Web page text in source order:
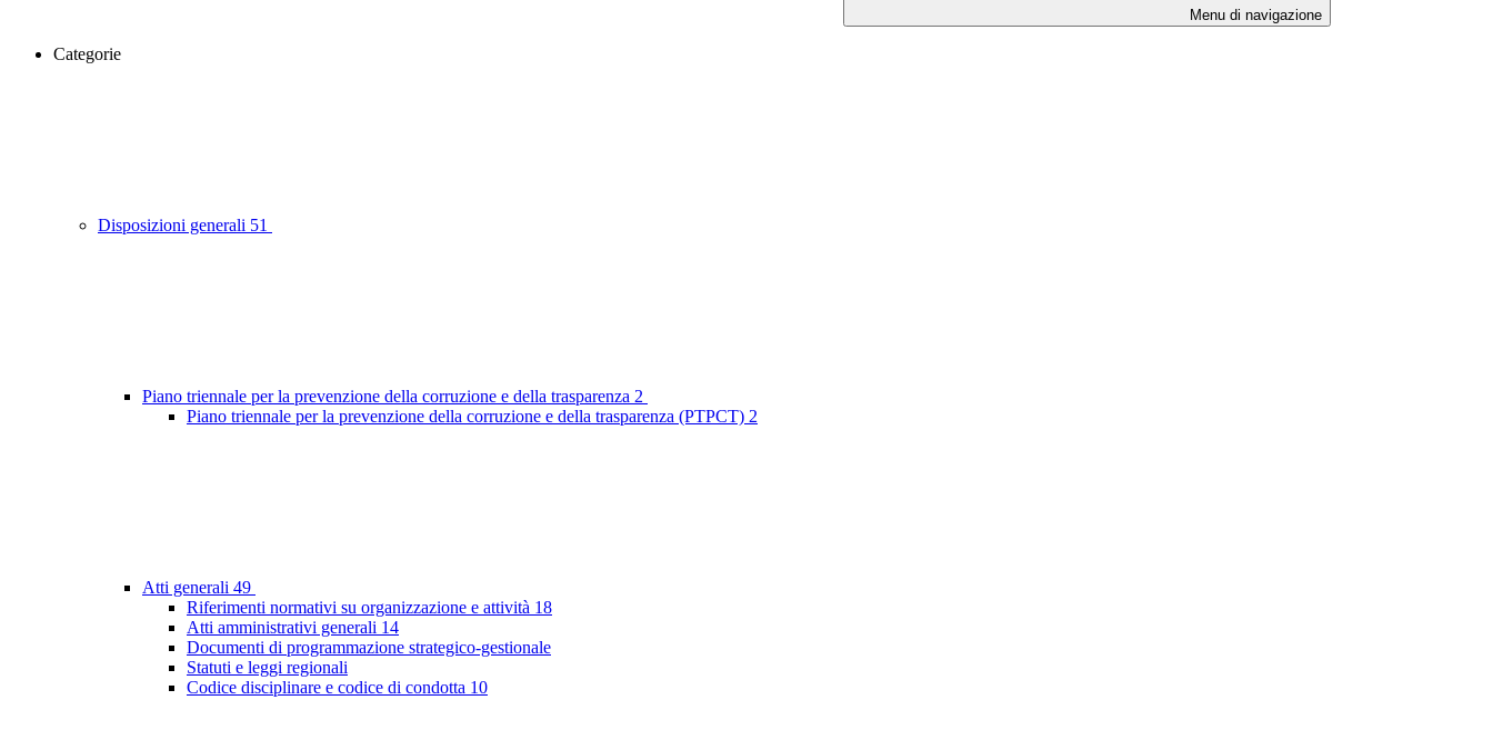
Menu di navigazione
Categorie
Disposizioni generali 51
Piano triennale per la prevenzione della corruzione e della trasparenza 2
Piano triennale per la prevenzione della corruzione e della trasparenza (PTPCT) 2
Atti generali 49
Riferimenti normativi su organizzazione e attività 18
Atti amministrativi generali 14
Documenti di programmazione strategico-gestionale
Statuti e leggi regionali
Codice disciplinare e codice di condotta 10